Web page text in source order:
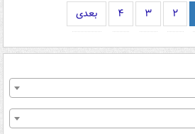
۲ ۳ ۴ بعدی